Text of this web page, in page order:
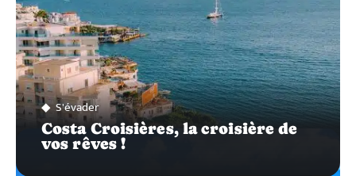
S'évader
Costa Croisières, la croisière de
vos rêves !